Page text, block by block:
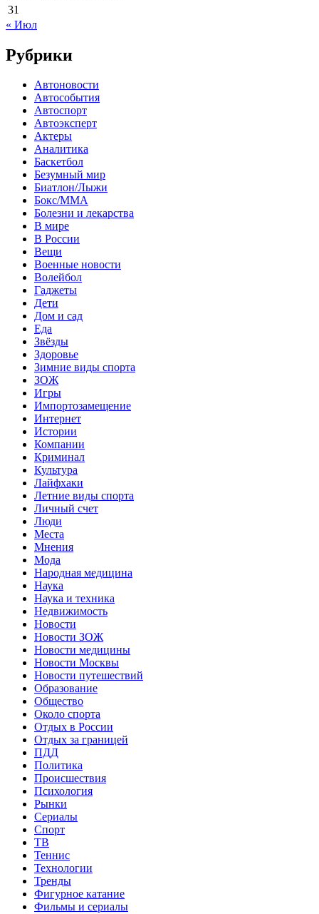
31
« Июл
Рубрики
Автоновости
Автособытия
Автоспорт
Автоэксперт
Актеры
Аналитика
Баскетбол
Безумный мир
Биатлон/Лыжи
Бокс/MMA
Болезни и лекарства
В мире
В России
Вещи
Военные новости
Волейбол
Гаджеты
Дети
Дом и сад
Еда
Звёзды
Здоровье
Зимние виды спорта
ЗОЖ
Игры
Импортозамещение
Интернет
Истории
Компании
Криминал
Культура
Лайфхаки
Летние виды спорта
Личный счет
Люди
Места
Мнения
Мода
Народная медицина
Наука
Наука и техника
Недвижимость
Новости
Новости ЗОЖ
Новости медицины
Новости Москвы
Новости путешествий
Образование
Общество
Около спорта
Отдых в России
Отдых за границей
ПДД
Политика
Происшествия
Психология
Рынки
Сериалы
Спорт
ТВ
Теннис
Технологии
Тренды
Фигурное катание
Фильмы и сериалы